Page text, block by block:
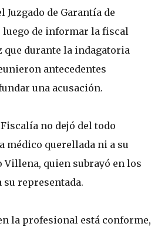
Juzgado de Garantía de
luego de informar la fiscal
que durante la indagatoria
antecedentes
una acusación.
no dejó del todo
médico querellada ni a su
Villena, quien subrayó en los
su representada.
la profesional está conforme,